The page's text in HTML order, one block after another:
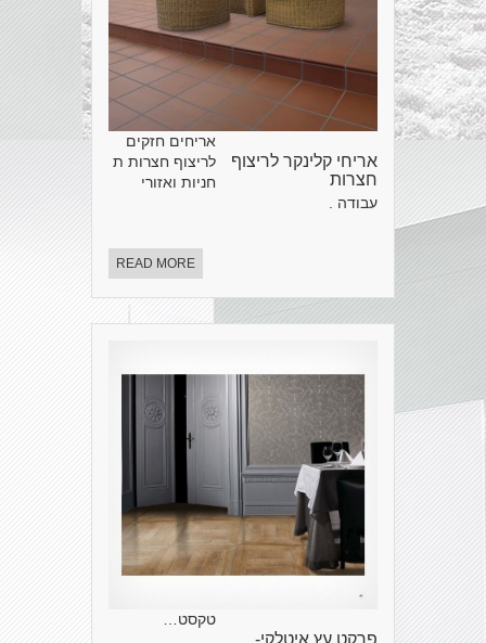
אריחי קלינקר לריצוף
חצרות
אריחים חזקים
לריצוף חצרות ת
חניות ואזורי
עבודה .
READ MORE
פרקט עץ איטלקי-
טקסט…